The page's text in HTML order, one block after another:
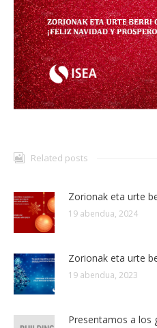
Related posts
Zorionak eta urte
19 abendua, 2024
Zorionak eta urte
19 abendua, 2023
Presentamos a los